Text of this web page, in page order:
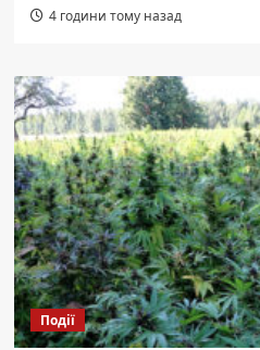
4 години тому назад
Події